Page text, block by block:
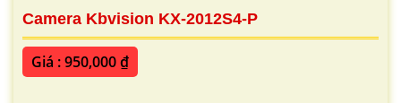
Camera Kbvision KX-2012S4-P
Giá : 950,000 ₫